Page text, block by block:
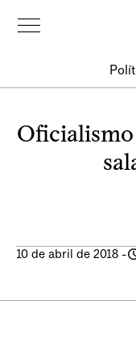
10 de abril de 2018 -